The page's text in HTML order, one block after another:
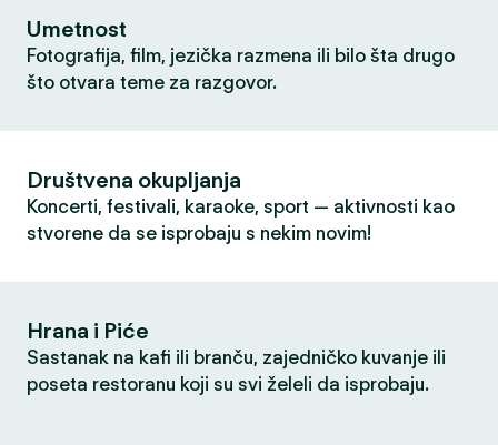
Umetnost
Fotografija, film, jezička razmena ili bilo šta drugo
što otvara teme za razgovor.
Društvena okupljanja
Koncerti, festivali, karaoke, sport — aktivnosti kao
stvorene da se isprobaju s nekim novim!
Hrana i Piće
Sastanak na kafi ili branču, zajedničko kuvanje ili
poseta restoranu koji su svi želeli da isprobaju.